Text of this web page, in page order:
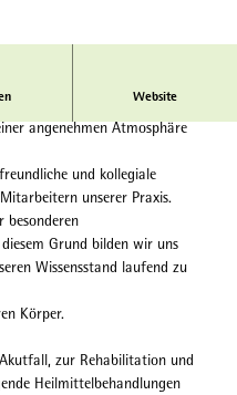
Website
angenehmen Atmosphäre
und kollegiale
unserer Praxis.
besonderen
Grund bilden wir uns
Wissensstand laufend zu
Körper.
zur Rehabilitation und
Heilmittelbehandlungen